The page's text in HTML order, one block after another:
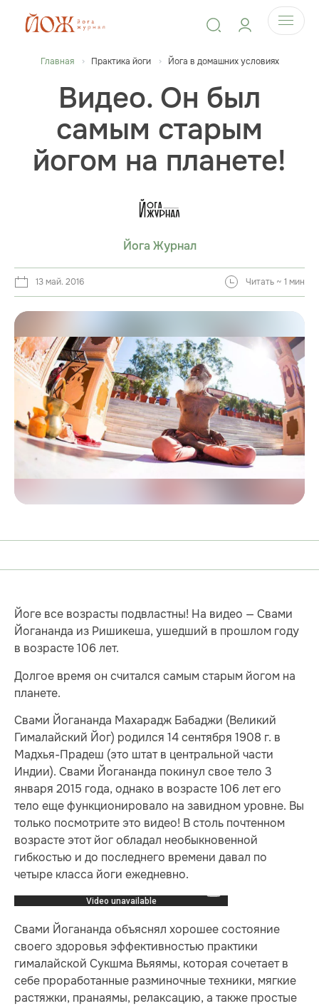
Главная Практика йоги Йога в домашних условиях
Видео. Он был
самым старым
йогом на планете!
Йога Журнал
13 май. 2016 Читать ~ 1 мин
Йоге все возрасты подвластны! На видео — Свами
Йогананда из Ришикеша, ушедший в прошлом году
в возрасте 106 лет.
Долгое время он считался самым старым йогом на
планете.
Свами Йогананда Махарадж Бабаджи (Великий
Гималайский Йог) родился 14 сентября 1908 г. в
Мадхья-Прадеш (это штат в центральной части
Индии). Свами Йогананда покинул свое тело 3
января 2015 года, однако в возрасте 106 лет его
тело еще функционировало на завидном уровне. Вы
только посмотрите это видео! В столь почтенном
возрасте этот йог обладал необыкновенной
гибкостью и до последнего времени давал по
четыре класса йоги ежедневно.
Свами Йогананда объяснял хорошее состояние
своего здоровья эффективностью практики
гималайской Сукшма Вьяямы, которая сочетает в
себе проработанные разминочные техники, мягкие
растяжки, пранаямы, релаксацию, а также простые